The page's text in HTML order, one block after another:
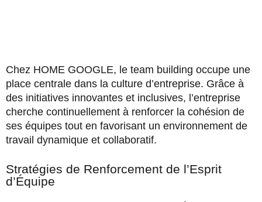
Chez HOME GOOGLE, le team building occupe une
place centrale dans la culture d’entreprise. Grâce à
des initiatives innovantes et inclusives, l’entreprise
cherche continuellement à renforcer la cohésion de
ses équipes tout en favorisant un environnement de
travail dynamique et collaboratif.
Stratégies de Renforcement de l’Esprit
d’Équipe